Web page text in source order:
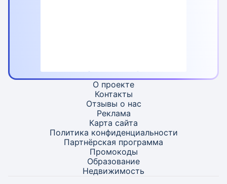
О проекте
Контакты
Отзывы о нас
Реклама
Карта сайта
Политика конфиденциальности
Партнёрская программа
Промокоды
Образование
Недвижимость